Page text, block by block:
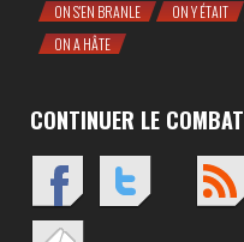
ON S'EN BRANLE
ON Y ÉTAIT
ON A HÂTE
CONTINUER LE COMBAT